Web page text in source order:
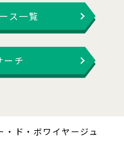
ス一覧
ーチ
・ド・ボワイヤージュ